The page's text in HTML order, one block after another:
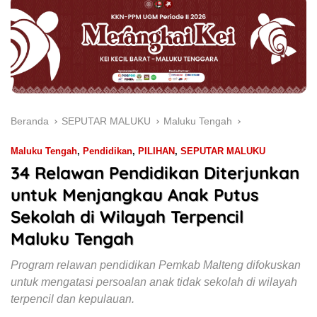
Beranda SEPUTAR MALUKU Maluku Tengah
Maluku Tengah, Pendidikan, PILIHAN, SEPUTAR MALUKU
34 Relawan Pendidikan Diterjunkan
untuk Menjangkau Anak Putus
Sekolah di Wilayah Terpencil
Maluku Tengah
Program relawan pendidikan Pemkab Malteng difokuskan
untuk mengatasi persoalan anak tidak sekolah di wilayah
terpencil dan kepulauan.